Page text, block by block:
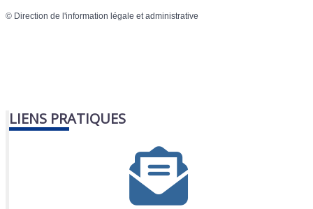
© Direction de l'information légale et administrative
LIENS PRATIQUES